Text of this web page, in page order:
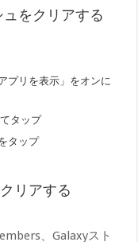
をクリアする
プリを表示」をオンに
タップ
タップ
リアする
、Galaxyスト